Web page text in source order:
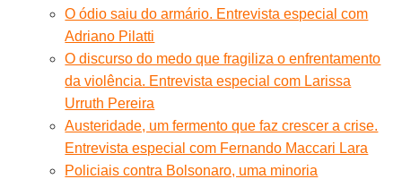
O ódio saiu do armário. Entrevista especial com
Adriano Pilatti
O discurso do medo que fragiliza o enfrentamento
da violência. Entrevista especial com Larissa
Urruth Pereira
Austeridade, um fermento que faz crescer a crise.
Entrevista especial com Fernando Maccari Lara
Policiais contra Bolsonaro, uma minoria